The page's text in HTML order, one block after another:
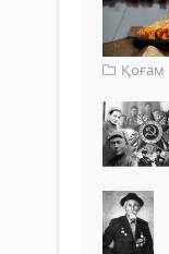
Қоғам